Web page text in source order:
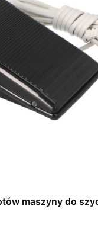
maszyny do